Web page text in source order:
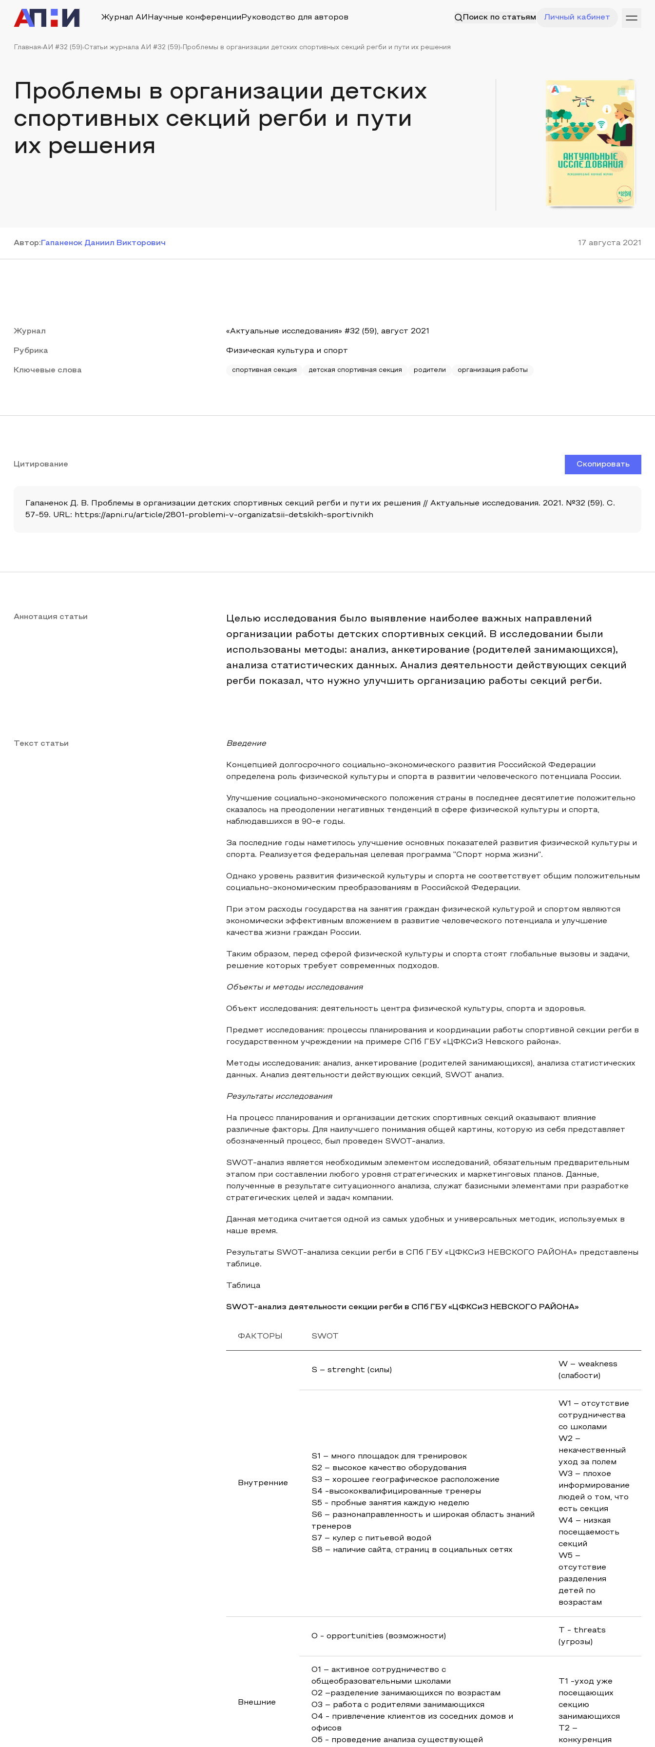
Журнал АИ Научные конференции Руководство для авторов Поиск по статьям Личный кабинет
Главная АИ #32 (59) Статьи журнала АИ #32 (59) Проблемы в организации детских спортивных секций регби и пути их решения
Проблемы в организации детских
спортивных секций регби и пути
их решения
Автор: Гапаненок Даниил Викторович 17 августа 2021
Журнал «Актуальные исследования» #32 (59), август 2021
Рубрика Физическая культура и спорт
Ключевые слова спортивная секция детская спортивная секция родители организация работы
Цитирование Скопировать
Гапаненок Д. В. Проблемы в организации детских спортивных секций регби и пути их решения // Актуальные исследования. 2021. №32 (59). С.
57-59. URL: https://apni.ru/article/2801-problemi-v-organizatsii-detskikh-sportivnikh
Аннотация статьи
Целью исследования было выявление наиболее важных направлений
организации работы детских спортивных секций. В исследовании были
использованы методы: анализ, анкетирование (родителей занимающихся),
анализа статистических данных. Анализ деятельности действующих секций
регби показал, что нужно улучшить организацию работы секций регби.
Текст статьи Введение
Концепцией долгосрочного социально-экономического развития Российской Федерации
определена роль физической культуры и спорта в развитии человеческого потенциала России.
Улучшение социально-экономического положения страны в последнее десятилетие положительно
сказалось на преодолении негативных тенденций в сфере физической культуры и спорта,
наблюдавшихся в 90-е годы.
За последние годы наметилось улучшение основных показателей развития физической культуры и
спорта. Реализуется федеральная целевая программа "Спорт норма жизни".
Однако уровень развития физической культуры и спорта не соответствует общим положительным
социально-экономическим преобразованиям в Российской Федерации.
При этом расходы государства на занятия граждан физической культурой и спортом являются
экономически эффективным вложением в развитие человеческого потенциала и улучшение
качества жизни граждан России.
Таким образом, перед сферой физической культуры и спорта стоят глобальные вызовы и задачи,
решение которых требует современных подходов.
Объекты и методы исследования
Объект исследования: деятельность центра физической культуры, спорта и здоровья.
Предмет исследования: процессы планирования и координации работы спортивной секции регби в
государственном учреждении на примере СПб ГБУ «ЦФКСиЗ Невского района».
Методы исследования: анализ, анкетирование (родителей занимающихся), анализа статистических
данных. Анализ деятельности действующих секций, SWOT анализ.
Результаты исследования
На процесс планирования и организации детских спортивных секций оказывают влияние
различные факторы. Для наилучшего понимания общей картины, которую из себя представляет
обозначенный процесс, был проведен SWOT-анализ.
SWOT-анализ является необходимым элементом исследований, обязательным предварительным
этапом при составлении любого уровня стратегических и маркетинговых планов. Данные,
полученные в результате ситуационного анализа, служат базисными элементами при разработке
стратегических целей и задач компании.
Данная методика считается одной из самых удобных и универсальных методик, используемых в
наше время.
Результаты SWOT-анализа секции регби в СПб ГБУ «ЦФКСиЗ НЕВСКОГО РАЙОНА» представлены
таблице.
Таблица
SWOT-анализ деятельности секции регби в СПб ГБУ «ЦФКСиЗ НЕВСКОГО РАЙОНА»
ФАКТОРЫ SWOT
Внутренние
S – strenght (силы)
W – weakness
(слабости)
S1 – много площадок для тренировок
S2 – высокое качество оборудования
S3 – хорошее географическое расположение
S4 -высококвалифицированные тренеры
S5 - пробные занятия каждую неделю
S6 – разнонаправленность и широкая область знаний
тренеров
S7 – кулер с питьевой водой
S8 – наличие сайта, страниц в социальных сетях
W1 – отсутствие
сотрудничества
со школами
W2 –
некачественный
уход за полем
W3 – плохое
информирование
людей о том, что
есть секция
W4 – низкая
посещаемость
секций
W5 –
отсутствие
разделения
детей по
возрастам
Внешние
O - opportunities (возможности)
T - threats
(угрозы)
O1 – активное сотрудничество с
общеобразовательными школами
O2 –разделение занимающихся по возрастам
O3 – работа с родителями занимающихся
O4 - привлечение клиентов из соседних домов и
офисов
O5 - проведение анализа существующей
T1 -уход уже
посещающих
секцию
занимающихся
T2 –
конкуренция